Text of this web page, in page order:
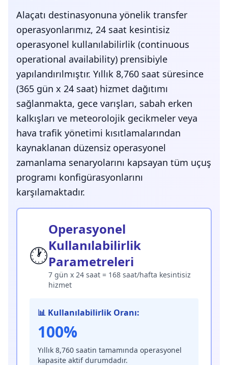
Alaçatı destinasyonuna yönelik transfer
operasyonlarımız, 24 saat kesintisiz
operasyonel kullanılabilirlik (continuous
operational availability) prensibiyle
yapılandırılmıştır. Yıllık 8,760 saat süresince
(365 gün x 24 saat) hizmet dağıtımı
sağlanmakta, gece varışları, sabah erken
kalkışları ve meteorolojik gecikmeler veya
hava trafik yönetimi kısıtlamalarından
kaynaklanan düzensiz operasyonel
zamanlama senaryolarını kapsayan tüm uçuş
programı konfigürasyonlarını
karşılamaktadır.
🕐
Operasyonel
Kullanılabilirlik
Parametreleri
7 gün x 24 saat = 168 saat/hafta kesintisiz
hizmet
📊 Kullanılabilirlik Oranı:
100%
Yıllık 8,760 saatin tamamında operasyonel
kapasite aktif durumdadır.